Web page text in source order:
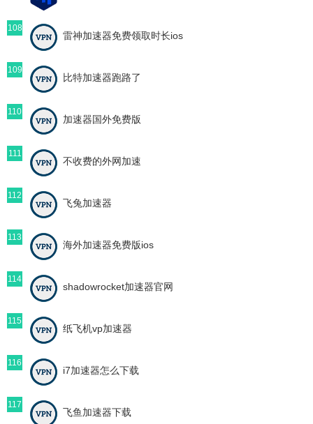
108
雷神加速器免费领取时长ios
109
比特加速器跑路了
110
加速器国外免费版
111
不收费的外网加速
112
飞兔加速器
113
海外加速器免费版ios
114
shadowrocket加速器官网
115
纸飞机vp加速器
116
i7加速器怎么下载
117
飞鱼加速器下载